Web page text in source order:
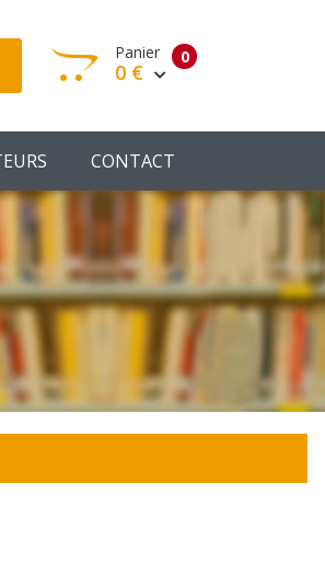
0
Panier
0 €
videCONTACT